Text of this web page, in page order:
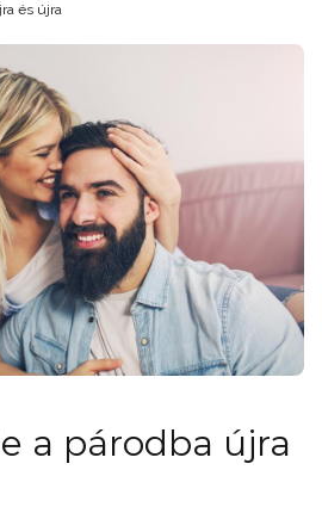
és újra
a párodba újra